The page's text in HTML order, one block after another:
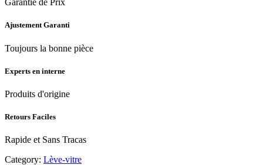
Garantie de Prix
Ajustement Garanti
Toujours la bonne pièce
Experts en interne
Produits d'origine
Retours Faciles
Rapide et Sans Tracas
Category: Lève-vitre